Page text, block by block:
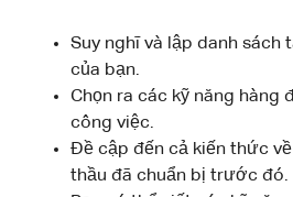
Suy nghĩ và lập danh sách
của bạn.
Chọn ra các kỹ năng hàng
công việc.
Đề cập đến cả kiến ​​thức
thầu đã chuẩn bị trước đó.